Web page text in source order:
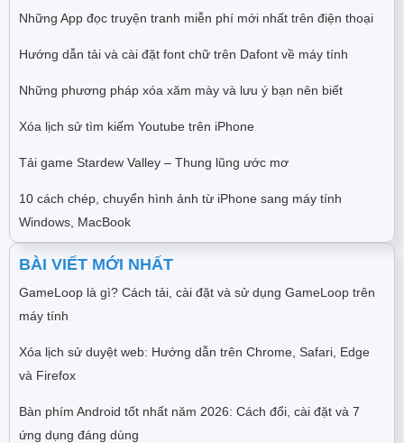
Những App đọc truyện tranh miễn phí mới nhất trên điện thoại
Hướng dẫn tải và cài đặt font chữ trên Dafont về máy tính
Những phương pháp xóa xăm mày và lưu ý bạn nên biết
Xóa lịch sử tìm kiếm Youtube trên iPhone
Tải game Stardew Valley – Thung lũng ước mơ
10 cách chép, chuyển hình ảnh từ iPhone sang máy tính
Windows, MacBook
BÀI VIẾT MỚI NHẤT
GameLoop là gì? Cách tải, cài đặt và sử dụng GameLoop trên
máy tính
Xóa lịch sử duyệt web: Hướng dẫn trên Chrome, Safari, Edge
và Firefox
Bàn phím Android tốt nhất năm 2026: Cách đổi, cài đặt và 7
ứng dụng đáng dùng